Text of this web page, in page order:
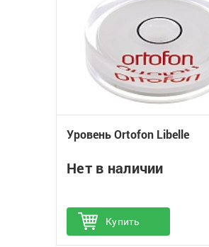
Уровень Ortofon Libelle
Нет в наличии
Купить
Добавить в избранное